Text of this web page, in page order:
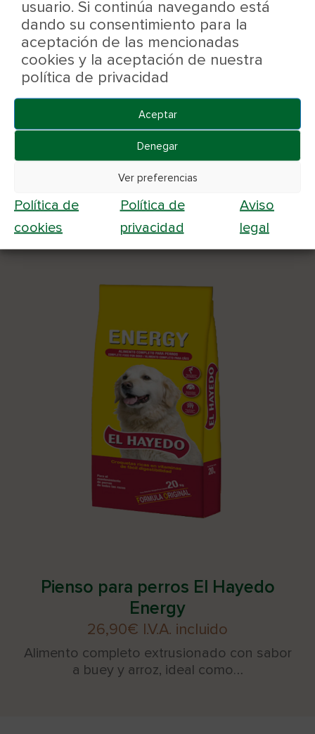
usuario. Si continúa navegando está
dando su consentimiento para la
aceptación de las mencionadas
cookies y la aceptación de nuestra
política de privacidad
Aceptar
Denegar
Ver preferencias
Política de
cookies
Política de
privacidad
Aviso
legal
Déjanos tu opinión
Productos relacionados
Pienso para perros El Hayedo
Energy
26,90€ I.V.A. incluido
Alimento completo extrusionado con sabor
a buey y arroz, ideal como…